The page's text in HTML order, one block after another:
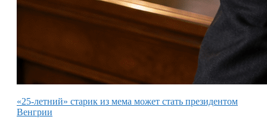
«25-летний» старик из мема может стать президентом
Венгрии